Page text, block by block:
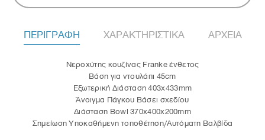
ΠΕΡΙΓΡΑΦΗ ΧΑΡΑΚΤΗΡΙΣΤΙΚΑ ΑΡΧΕΙΑ
Νεροχύτης κουζίνας Franke ένθετος
Βάση για ντουλάπι 45cm
Εξωτερική ∆ιάσταση 403x433mm
Άνοιγμα Πάγκου Βάσει σχεδίου
∆ιάσταση Bowl 370x400x200mm
Σημείωση Υποκαθήμενη τοποθέτηση/Αυτόματη Βαλβίδα